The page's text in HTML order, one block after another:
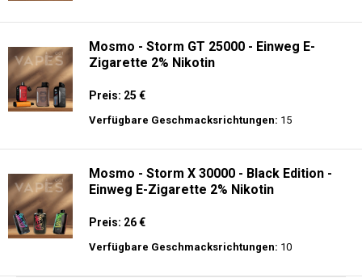
Mosmo - Storm GT 25000 - Einweg E-
Zigarette 2% Nikotin
Preis: 25 €
Verfügbare Geschmacksrichtungen: 15
Mosmo - Storm X 30000 - Black Edition -
Einweg E-Zigarette 2% Nikotin
Preis: 26 €
Verfügbare Geschmacksrichtungen: 10